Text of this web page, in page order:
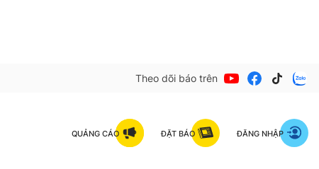
Theo dõi báo trên
QUẢNG CÁO ĐẶT BÁO ĐĂNG NHẬP